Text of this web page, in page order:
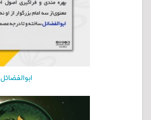
ابوالفضائل